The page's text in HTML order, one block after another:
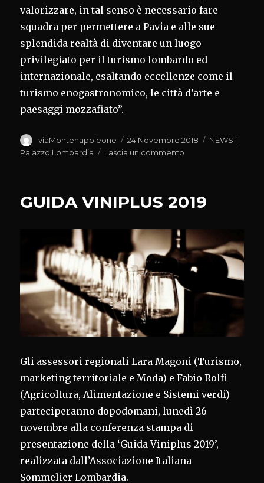
valorizzare, in tal senso è necessario fare
squadra per permettere a Pavia e alle sue
splendida realtà di diventare un luogo
privilegiato per il turismo lombardo ed
internazionale, esaltando eccellenze come il
turismo enogastronomico, le città d’arte e
paesaggi mozzafiato”.
Autore
viaMontenapoleone
Pubblicato
il
24 Novembre 2018 Categorie
NEWS |
Palazzo Lombardia
Lascia un commento
GUIDA VINIPLUS 2019
Gli assessori regionali Lara Magoni (Turismo,
marketing territoriale e Moda) e Fabio Rolfi
(Agricoltura, Alimentazione e Sistemi verdi)
parteciperanno dopodomani, lunedì 26
novembre alla conferenza stampa di
presentazione della ‘Guida Viniplus 2019’,
realizzata dall’Associazione Italiana
Sommelier Lombardia.